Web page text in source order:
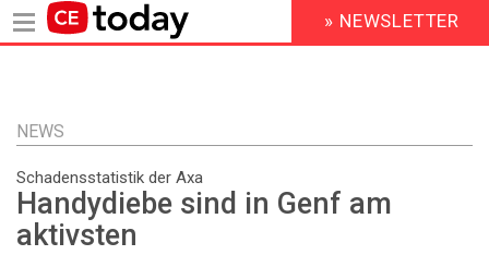
Inhalt
HEADER
MENU
» NEWSLETTER
NEWS
Schadensstatistik der Axa
Handydiebe sind in Genf am
aktivsten